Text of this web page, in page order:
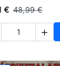
€ 48,99 €
